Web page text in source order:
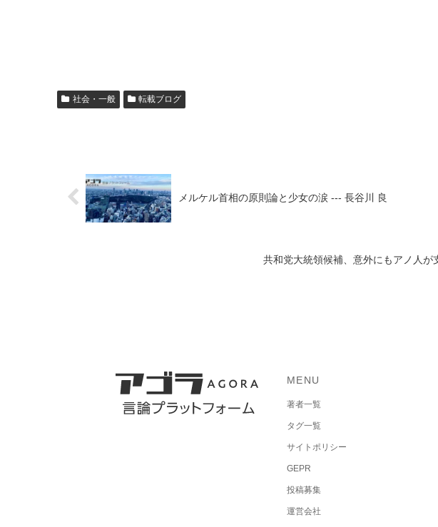
社会・一般 転載ブログ
メルケル首相の原則論と少女の涙 --- 長谷川 良
共和党大統領候補、意外にもアノ人が
MENU
著者一覧
タグ一覧
サイトポリシー
GEPR
投稿募集
運営会社